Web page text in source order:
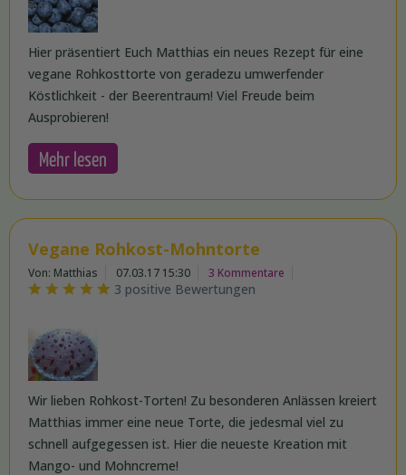
Hier präsentiert Euch Matthias ein neues Rezept für eine
vegane Rohkosttorte von geradezu umwerfender
Köstlichkeit - der Beerentraum! Viel Freude beim
Ausprobieren!
Mehr lesen
Vegane Rohkost-Mohntorte
Von: Matthias 07.03.17 15:30 3 Kommentare
3 positive Bewertungen
Wir lieben Rohkost-Torten! Zu besonderen Anlässen kreiert
Matthias immer eine neue Torte, die jedesmal viel zu
schnell aufgegessen ist. Hier die neueste Kreation mit
Mango- und Mohncreme!